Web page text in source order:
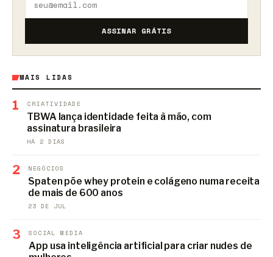
ASSINAR GRÁTIS
MAIS LIDAS
1 CRIATIVIDADE
TBWA lança identidade feita à mão, com
assinatura brasileira
HÁ 2 DIAS
2 NEGÓCIOS
Spaten põe whey protein e colágeno numa receita
de mais de 600 anos
23 DE JUL
3 SOCIAL MEDIA
App usa inteligência artificial para criar nudes de